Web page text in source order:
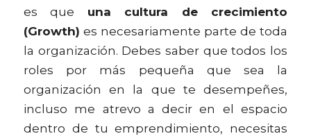
es que una cultura de crecimiento
(Growth) es necesariamente parte de toda
la organización. Debes saber que todos los
roles por más pequeña que sea la
organización en la que te desempeñes,
incluso me atrevo a decir en el espacio
dentro de tu emprendimiento, necesitas